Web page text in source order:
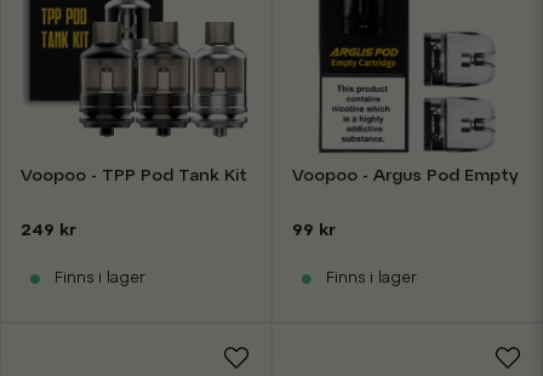
Voopoo - TPP Pod Tank Kit
249 kr
Finns i lager
Voopoo - Argus Pod Empty
99 kr
Finns i lager